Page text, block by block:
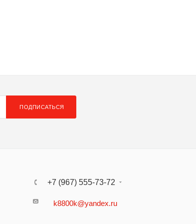
ПОДПИСАТЬСЯ
+7 (967) 555-73-72
k8800k@yandex.ru